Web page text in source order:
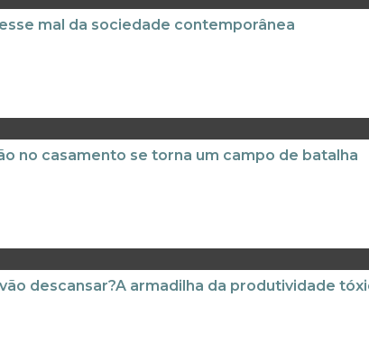
mal da sociedade contemporânea
no casamento se torna um campo de batalha
descansar?A armadilha da produtividade